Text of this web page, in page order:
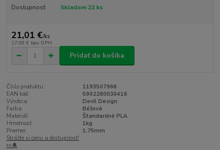
Dostupnosť Skladom 22 ks
21,01 €/ks
17,08 € bez DPH
Pridať do košíka
Číslo produktu:
1193507966
EAN kód:
5902280030416
Výrobca:
Devil Design
Farba:
Béžová
Materiál:
Štandardné PLA
Hmotnosť:
1kg
Priemer:
1,75mm
Strážte si cenu a dostupnosť!
👀🔔